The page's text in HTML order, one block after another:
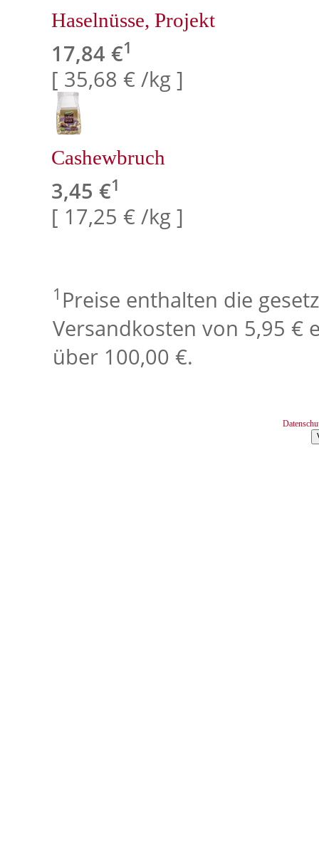
Haselnüsse, Projekt
17,84 €1
[ 35,68 € /kg ]
Cashewbruch
3,45 €1
[ 17,25 € /kg ]
1 Preise enthalten die
Versandkosten von 5,95 €
über 100,00 €.